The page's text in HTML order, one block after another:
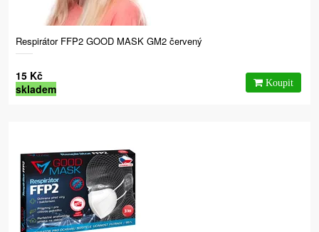
Respirátor FFP2 GOOD MASK GM2 červený
15 Kč
skladem